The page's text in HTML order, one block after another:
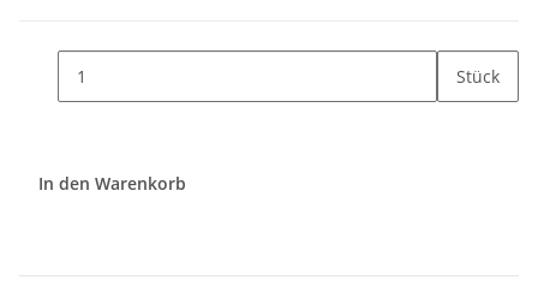
Stück
In den Warenkorb